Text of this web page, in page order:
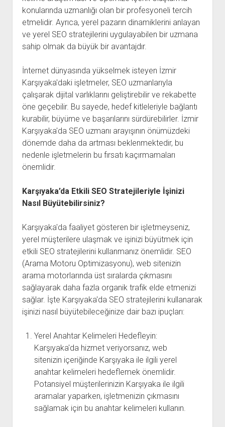
konularında uzmanlığı olan bir profesyoneli tercih
etmelidir. Ayrıca, yerel pazarın dinamiklerini anlayan
ve yerel SEO stratejilerini uygulayabilen bir uzmana
sahip olmak da büyük bir avantajdır.
İnternet dünyasında yükselmek isteyen İzmir
Karşıyaka'daki işletmeler, SEO uzmanlarıyla
çalışarak dijital varlıklarını geliştirebilir ve rekabette
öne geçebilir. Bu sayede, hedef kitleleriyle bağlantı
kurabilir, büyüme ve başarılarını sürdürebilirler. İzmir
Karşıyaka'da SEO uzmanı arayışının önümüzdeki
dönemde daha da artması beklenmektedir, bu
nedenle işletmelerin bu fırsatı kaçırmamaları
önemlidir.
Karşıyaka’da Etkili SEO Stratejileriyle İşinizi
Nasıl Büyütebilirsiniz?
Karşıyaka'da faaliyet gösteren bir işletmeyseniz,
yerel müşterilere ulaşmak ve işinizi büyütmek için
etkili SEO stratejilerini kullanmanız önemlidir. SEO
(Arama Motoru Optimizasyonu), web sitenizin
arama motorlarında üst sıralarda çıkmasını
sağlayarak daha fazla organik trafik elde etmenizi
sağlar. İşte Karşıyaka'da SEO stratejilerini kullanarak
işinizi nasıl büyütebileceğinize dair bazı ipuçları:
Yerel Anahtar Kelimeleri Hedefleyin:
Karşıyaka'da hizmet veriyorsanız, web
sitenizin içeriğinde Karşıyaka ile ilgili yerel
anahtar kelimeleri hedeflemek önemlidir.
Potansiyel müşterilerinizin Karşıyaka ile ilgili
aramalar yaparken, işletmenizin çıkmasını
sağlamak için bu anahtar kelimeleri kullanın.